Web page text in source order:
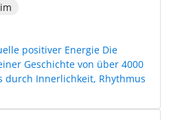
positiver Energie Die
Geschichte von über 4000
durch Innerlichkeit, Rhythmus